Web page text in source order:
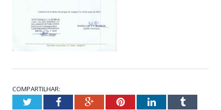
COMPARTILHAR:
TwitterFacebookGoogle+PinterestLinkedInTumblr